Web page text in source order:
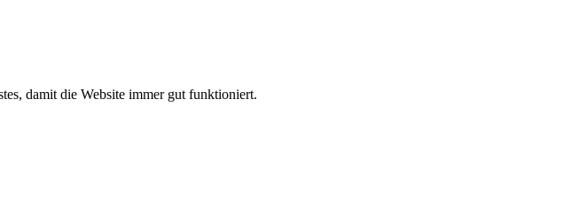
damit die Website immer gut funktioniert.